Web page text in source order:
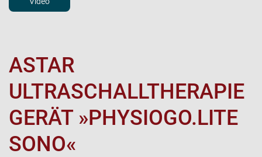
ASTAR
ULTRASCHALLTHERAPIE
GERÄT »PHYSIOGO.LITE
SONO«